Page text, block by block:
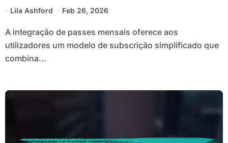
Lila Ashford Feb 26, 2026
A integração de passes mensais oferece aos
utilizadores um modelo de subscrição simplificado que
combina...